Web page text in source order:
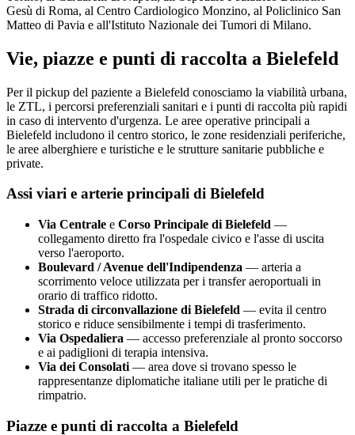
Gesù di Roma, al Centro Cardiologico Monzino, al Policlinico San
Matteo di Pavia e all'Istituto Nazionale dei Tumori di Milano.
Vie, piazze e punti di raccolta a Bielefeld
Per il pickup del paziente a Bielefeld conosciamo la viabilità urbana,
le ZTL, i percorsi preferenziali sanitari e i punti di raccolta più rapidi
in caso di intervento d'urgenza. Le aree operative principali a
Bielefeld includono il centro storico, le zone residenziali periferiche,
le aree alberghiere e turistiche e le strutture sanitarie pubbliche e
private.
Assi viari e arterie principali di Bielefeld
Via Centrale e Corso Principale di Bielefeld —
collegamento diretto fra l'ospedale civico e l'asse di uscita
verso l'aeroporto.
Boulevard / Avenue dell'Indipendenza — arteria a
scorrimento veloce utilizzata per i transfer aeroportuali in
orario di traffico ridotto.
Strada di circonvallazione di Bielefeld — evita il centro
storico e riduce sensibilmente i tempi di trasferimento.
Via Ospedaliera — accesso preferenziale al pronto soccorso
e ai padiglioni di terapia intensiva.
Via dei Consolati — area dove si trovano spesso le
rappresentanze diplomatiche italiane utili per le pratiche di
rimpatrio.
Piazze e punti di raccolta a Bielefeld